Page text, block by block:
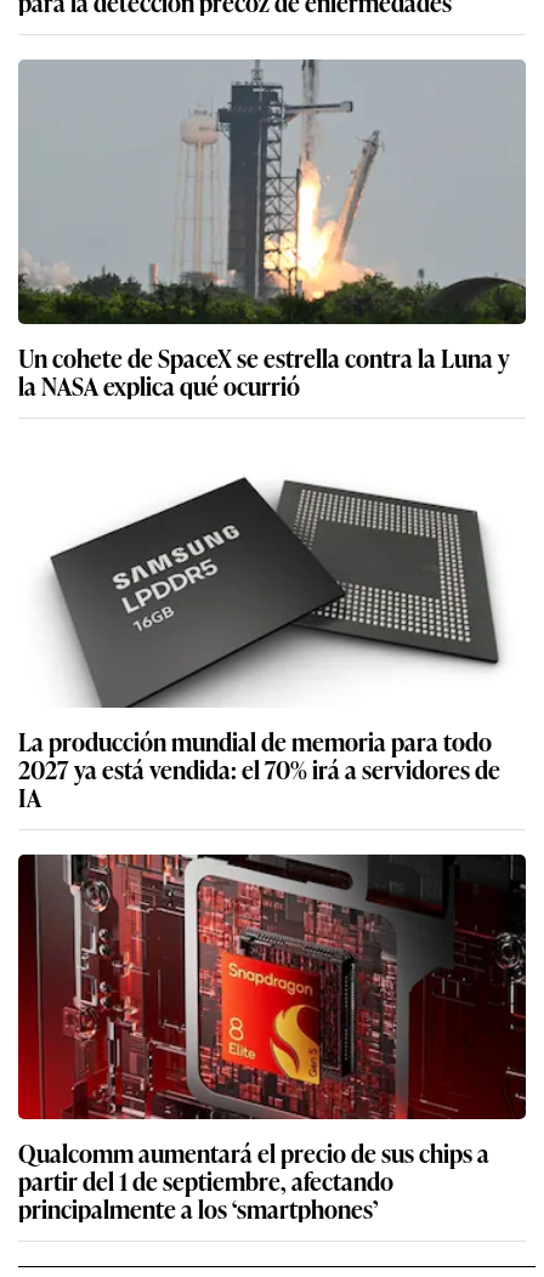
Un cohete de SpaceX se estrella contra la Luna y
la NASA explica qué ocurrió
La producción mundial de memoria para todo
2027 ya está vendida: el 70% irá a servidores de
IA
Qualcomm aumentará el precio de sus chips a
partir del 1 de septiembre, afectando
principalmente a los ‘smartphones’